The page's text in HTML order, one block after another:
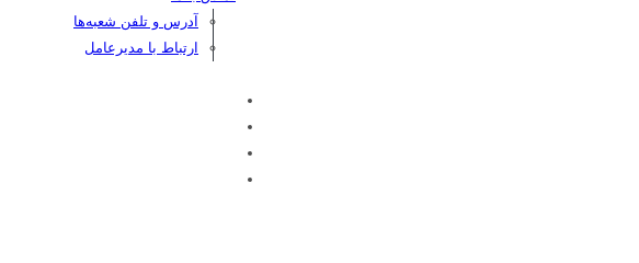
آدرس و تلفن شعبه‌ها
ارتباط با مدیرعامل